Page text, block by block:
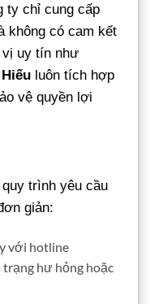
ty chỉ cung cấp
không có cam kết
uy tín như
luôn tích hợp
vệ quyền lợi
trình yêu cầu
giản:
với hotline
trạng hư hỏng hoặc